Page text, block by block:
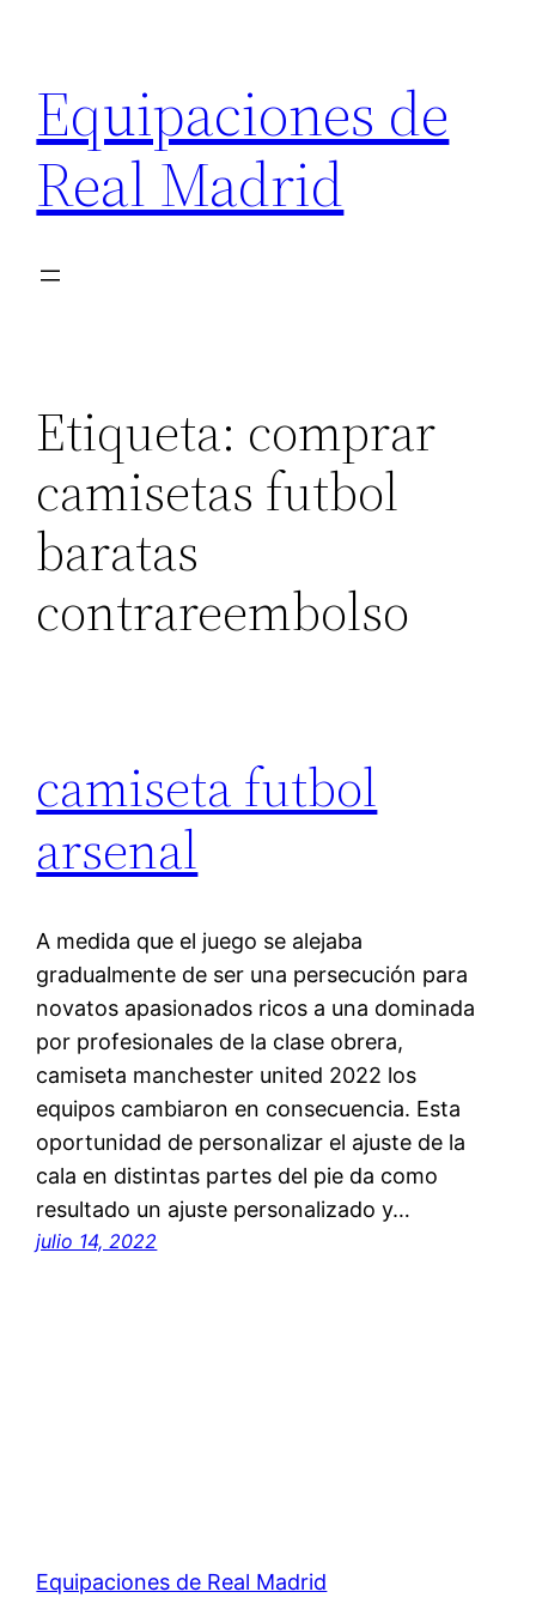
contenido
Equipaciones de
Real Madrid
Etiqueta: comprar
camisetas futbol
baratas
contrareembolso
camiseta futbol
arsenal
A medida que el juego se alejaba
gradualmente de ser una persecución para
novatos apasionados ricos a una dominada
por profesionales de la clase obrera,
camiseta manchester united 2022 los
equipos cambiaron en consecuencia. Esta
oportunidad de personalizar el ajuste de la
cala en distintas partes del pie da como
resultado un ajuste personalizado y…
julio 14, 2022
Equipaciones de Real Madrid